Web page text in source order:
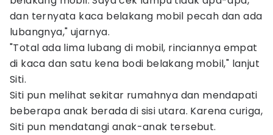
dan ternyata kaca belakang mobil pecah dan ada
lubangnya," ujarnya.
"Total ada lima lubang di mobil, rinciannya empat
di kaca dan satu kena bodi belakang mobil," lanjut
Siti.
Siti pun melihat sekitar rumahnya dan mendapati
beberapa anak berada di sisi utara. Karena curiga,
Siti pun mendatangi anak-anak tersebut.